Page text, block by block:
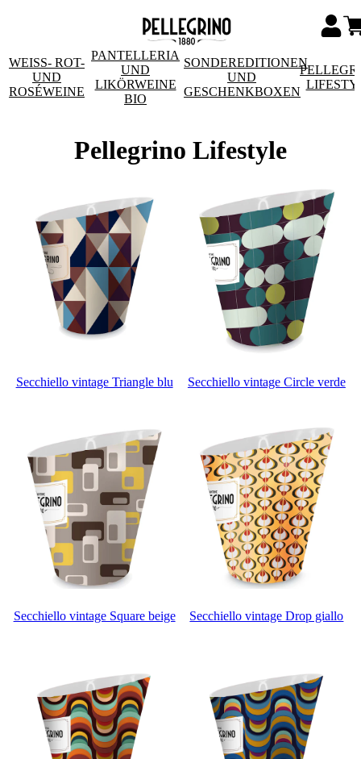
WEISS- ROT- U
ND R
OSÉWEINE
PANTELLERIA
UND
LIKÖRWEINE
BIO
SONDEREDITIONEN
UND
GESCHENKBOXEN
Pellegrino Lifestyle
Secchiello vintage Triangle blu Secchiello vintage Circle verde
Secchiello vintage Square beige Secchiello vintage Drop giallo